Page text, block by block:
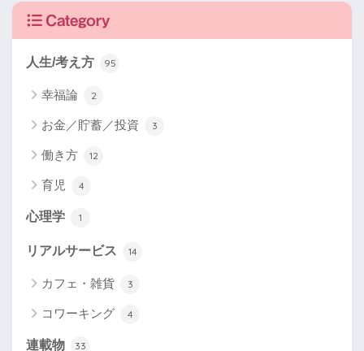
Category
人生/考え方 95
幸福論 2
お金／貯蓄／投資 3
働き方 12
育児 4
心理学 1
リアルサービス 14
カフェ・雑貨 3
コワーキング 4
連載物 33